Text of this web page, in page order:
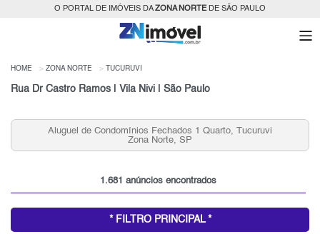
O PORTAL DE IMÓVEIS DAZONA NORTEDE SÃO PAULO
HOME ZONA NORTE TUCURUVI
Rua Dr Castro Ramos | Vila Nivi | São Paulo
Aluguel de Apartamentos 2 quartos, Tucuruvi, Zona
Norte, SP
1.681 anúncios encontrados
* FILTRO PRINCIPAL *